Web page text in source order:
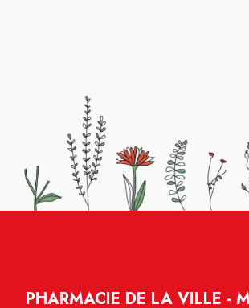
PHARMACIE DE LA VILLE -